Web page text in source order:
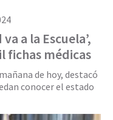
a la Escuela’,
fichas médicas
de hoy, destacó
conocer el estado